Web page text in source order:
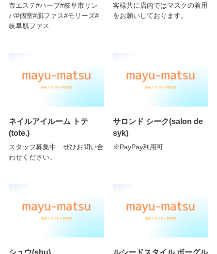
市エステ#ハーブ#岐阜市リン
パ#個室#肌ファス#モリーズ#
岐阜肌ファス
客様共に店内ではマスクの着用
をお願いしております。
ネイルアイルーム トテ
(tote.)
スタッフ募集中 ぜひお問い合
わせください。
サロンド シーク(salon de
syk)
※PayPay利用可
シュウ(shu)
ルシードスタイル ボーグル